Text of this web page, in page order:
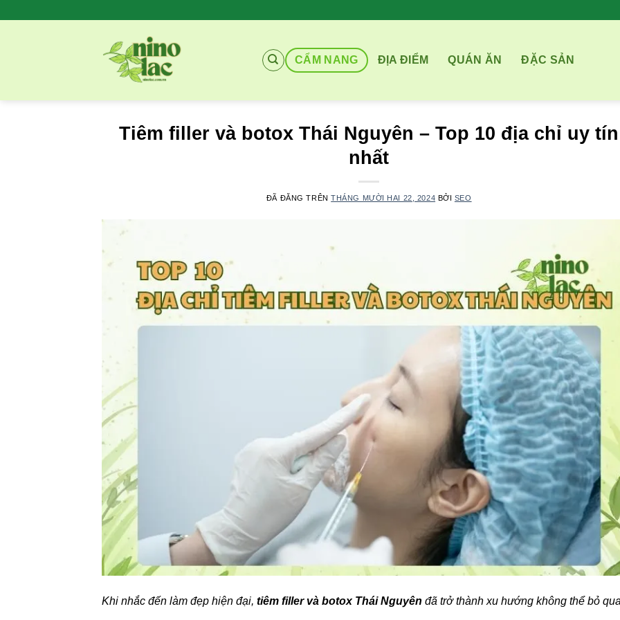
CẨM NANG ĐỊA ĐIỂM QUÁN ĂN ĐẶC SẢN
Tiêm filler và botox Thái Nguyên – Top 10 địa chỉ uy tín
nhất
ĐÃ ĐĂNG TRÊNTHÁNG MƯỜI HAI 22, 2024 BỞI SEO
Khi nhắc đến làm đẹp hiện đại, tiêm filler và botox Thái Nguyên đã trở thành xu hướng không thể bỏ